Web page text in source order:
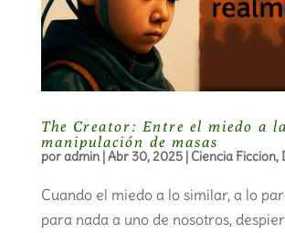
The Creator: Entre el miedo a
manipulación de masas
poradmin|Abr 30, 2025|Ciencia Ficcion,
Cuando el miedo a lo similar, a lo
para nada a uno de nosotros,